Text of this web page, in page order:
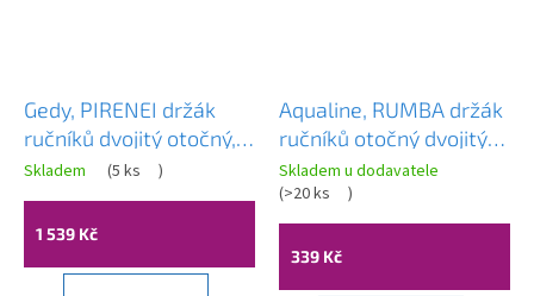
Gedy, PIRENEI držák
ručníků dvojitý otočný,
350mm, bílá matná,
PI2302
Skladem (5 ks )
1 539 Kč
Aqualine, RUMBA držák
ručníků otočný dvojitý
450mm, chrom, RB121
Skladem u dodavatele
(>20 ks )
339 Kč